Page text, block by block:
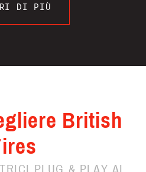
DI PIÙ
British
PLUG & PLAY AI